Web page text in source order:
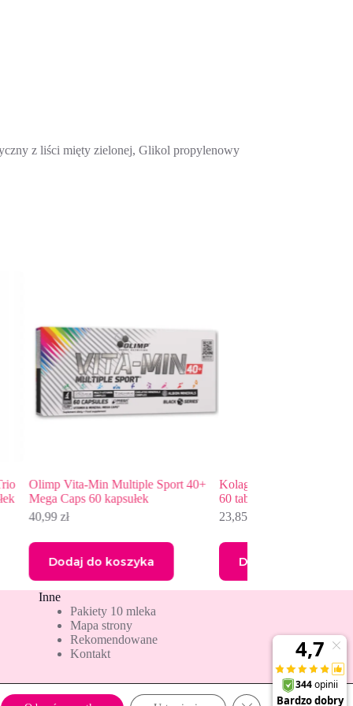
z liści mięty zielonej, Glikol propylenowy
40+
Kolagen Anti-Age + hialuron +wit C
60 tabletek Intenson
23,85
Dodaj do koszyka
Inne
Pakiety 10 mleka
Mapa strony
Rekomendowane
Kontakt
Zamknij panel